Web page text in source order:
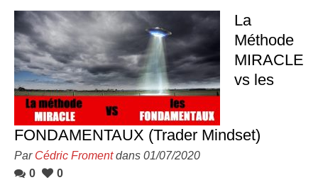
La
Méthode
MIRACLE
vs les
FONDAMENTAUX (Trader Mindset)
Par Cédric Fromentdans 01/07/2020
0
0